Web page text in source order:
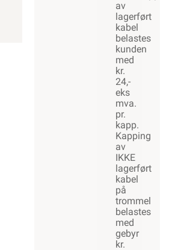
av
lagerført
kabel
belastes
kunden
med
kr.
24,-
eks
mva.
pr.
kapp.
Kapping
av
IKKE
lagerført
kabel
på
trommel
belastes
med
gebyr
kr.